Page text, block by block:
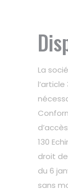
La
130
droit
du 6
sans